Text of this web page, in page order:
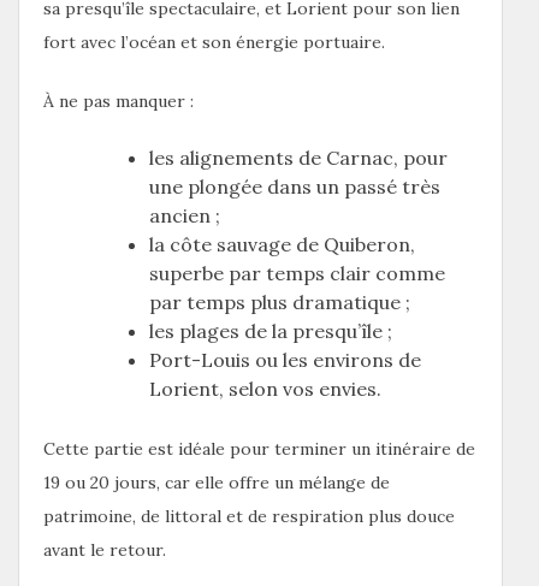
sa presqu’île spectaculaire, et Lorient pour son lien
fort avec l’océan et son énergie portuaire.
À ne pas manquer :
les alignements de Carnac, pour
une plongée dans un passé très
ancien ;
la côte sauvage de Quiberon,
superbe par temps clair comme
par temps plus dramatique ;
les plages de la presqu’île ;
Port-Louis ou les environs de
Lorient, selon vos envies.
Cette partie est idéale pour terminer un itinéraire de
19 ou 20 jours, car elle offre un mélange de
patrimoine, de littoral et de respiration plus douce
avant le retour.